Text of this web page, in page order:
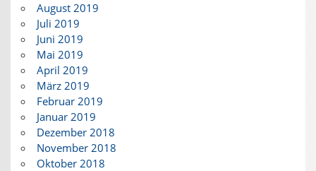
August 2019
Juli 2019
Juni 2019
Mai 2019
April 2019
März 2019
Februar 2019
Januar 2019
Dezember 2018
November 2018
Oktober 2018